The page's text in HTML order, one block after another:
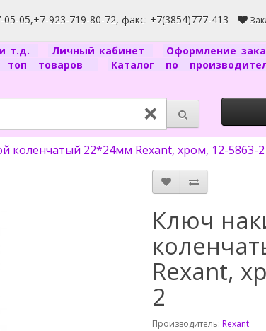
05,+7-923-719-80-72, факс: +7(3854)777-413
т.д. Личный кабинет Оформление
топ товаров Каталог по
×
коленчатый 22*24мм Rexant, хром, 12-5863-2
Ключ
Rexant,
2
Производитель: Rexant